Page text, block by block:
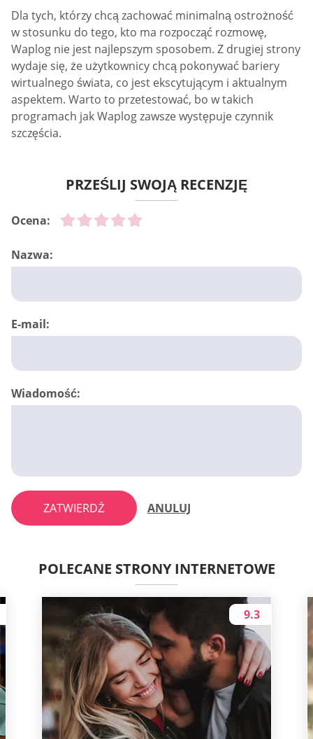
Dla tych, którzy chcą zachować minimalną ostrożność
w stosunku do tego, kto ma rozpocząć rozmowę,
Waplog nie jest najlepszym sposobem. Z drugiej strony
wydaje się, że użytkownicy chcą pokonywać bariery
wirtualnego świata, co jest ekscytującym i aktualnym
aspektem. Warto to przetestować, bo w takich
programach jak Waplog zawsze występuje czynnik
szczęścia.
PRZEŚLIJ SWOJĄ RECENZJĘ
Ocena:
Nazwa:
E-mail:
Wiadomość:
ZATWIERDŹ ANULUJ
POLECANE STRONY INTERNETOWE
9.3